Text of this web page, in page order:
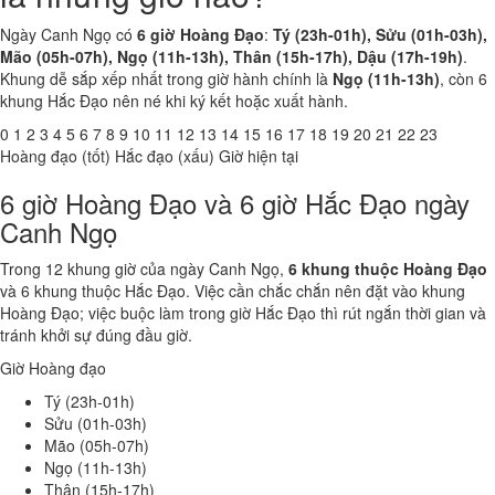
Ngày Canh Ngọ có 6 giờ Hoàng Đạo: Tý (23h-01h), Sửu (01h-03h),
Mão (05h-07h), Ngọ (11h-13h), Thân (15h-17h), Dậu (17h-19h).
Khung dễ sắp xếp nhất trong giờ hành chính là Ngọ (11h-13h), còn 6
khung Hắc Đạo nên né khi ký kết hoặc xuất hành.
0 1 2 3 4 5 6 7 8 9 10 11 12 13 14 15 16 17 18 19 20 21 22 23
Hoàng đạo (tốt) Hắc đạo (xấu) Giờ hiện tại
6 giờ Hoàng Đạo và 6 giờ Hắc Đạo ngày
Canh Ngọ
Trong 12 khung giờ của ngày Canh Ngọ, 6 khung thuộc Hoàng Đạo
và 6 khung thuộc Hắc Đạo. Việc cần chắc chắn nên đặt vào khung
Hoàng Đạo; việc buộc làm trong giờ Hắc Đạo thì rút ngắn thời gian và
tránh khởi sự đúng đầu giờ.
Giờ Hoàng đạo
Tý (23h-01h)
Sửu (01h-03h)
Mão (05h-07h)
Ngọ (11h-13h)
Thân (15h-17h)